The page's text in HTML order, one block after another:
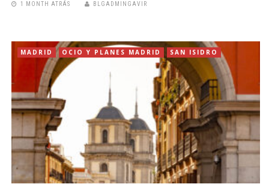
1 MONTH ATRÁS BLGADMINGAVIR
MADRID OCIO Y PLANES MADRID SAN ISIDRO